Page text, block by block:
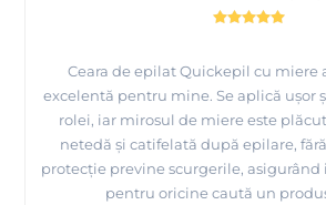
Ceara de epilat Quickepil cu miere
excelentă pentru mine. Se aplică ușor
rolei, iar mirosul de miere este
netedă și catifelată după epilare,
protecție previne scurgerile, asigurând
pentru oricine caută un